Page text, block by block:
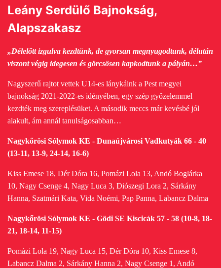
Leány Serdülő Bajnokság,
Alapszakasz
„Délelőtt izgulva kezdtünk, de gyorsan megnyugodtunk, délután
viszont végig idegesen és görcsösen kapkodtunk a pályán…”
Nagyszerű rajtot vettek U14-es lánykáink a Pest megyei
bajnokság 2021-2022-es idényében, egy szép győzelemmel
kezdték meg szereplésüket. A második meccs már kevésbé jól
alakult, ám annál tanulságosabban…
Nagykőrösi Sólymok KE - Dunaújvárosi Vadkutyák 66 - 40
(13-11, 13-9, 24-14, 16-6)
Kiss Emese 18, Dér Dóra 16, Pomázi Lola 13, Andó Boglárka
10, Nagy Csenge 4, Nagy Luca 3, Diószegi Lora 2, Sárkány
Hanna, Szatmári Kata, Vida Noémi, Pap Panna, Labancz Dalma
Nagykőrösi Sólymok KE - Gödi SE Kiscicák 57 - 58 (10-8, 18-
21, 18-14, 11-15)
Pomázi Lola 19, Nagy Luca 15, Dér Dóra 10, Kiss Emese 8,
Labancz Dalma 2, Sárkány Hanna 2, Nagy Csenge 1, Andó